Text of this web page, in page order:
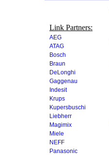
Link Partners:
AEG
ATAG
Bosch
Braun
DeLonghi
Gaggenau
Indesit
Krups
Kupersbuschi
Liebherr
Magimix
Miele
NEFF
Panasonic